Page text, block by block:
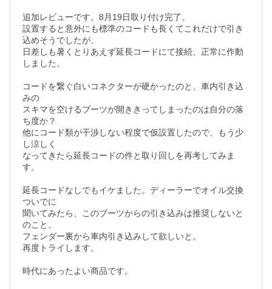
追加レビューです。8月19日取り付け完了。
設置すると意外にも標準のコードも長くてこれだけで引き
込めそうでしたが、
日差しも暑くとりあえず延長コードにて接続、正常に作動
しました。
コードを繋ぐ白いコネクターが硬かったのと、車内引き込
みの
スキマを空けるブーツが開ききってしまったのは自分の落
ち度か？
他にコード類が干渉しない程度で仮設置したので、もう少
し涼しく
なってきたら延長コードの件と取り回しを再考してみま
す。
延長コードなしでもイケました。ディーラーでオイル交換
ついでに
聞いてみたら、このブーツからの引き込みは推奨しないと
のこと。
フェンダー裏から車内引き込みして欲しいと。
再度トライします。
時代にあったよい商品です。